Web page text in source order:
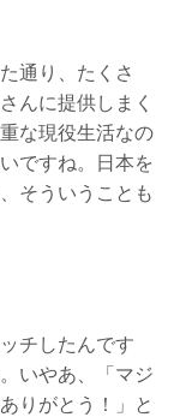
通り、たくさ
んに提供しまく
な現役生活なの
ですね。日本を
そういうことも
チしたんです
いやあ、「マジ
りがとう！」と